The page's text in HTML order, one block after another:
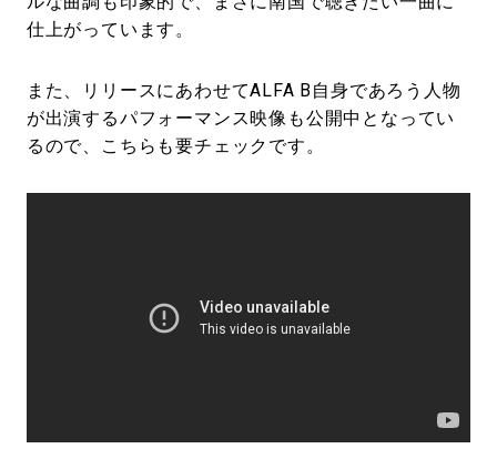
仕上がっています。
また、リリースにあわせてALFA B自身であろう人物
が出演するパフォーマンス映像も公開中となってい
るので、こちらも要チェックです。